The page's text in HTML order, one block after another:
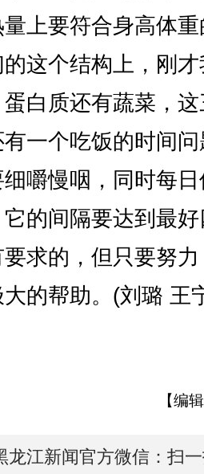
上要符合身高体
这个结构上，刚
白质还有蔬菜，
一个吃饭的时间
嚼慢咽，同时每
的间隔要达到最
求的，但只要努
的帮助。(刘璐 王
【编
龙江新闻官方微信：扫